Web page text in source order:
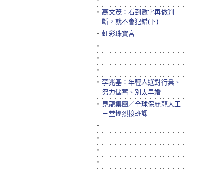
‧ 高文茂：看到數字再做判
斷，就不會犯錯(下)
‧ 虹彩珠寶宮
‧
‧
‧
‧ 李兆基：年輕人選對行業、
努力儲蓄、別太早婚
‧ 見龍集團／全球保麗龍大王
三堂慘烈接班課
‧
‧
‧
‧